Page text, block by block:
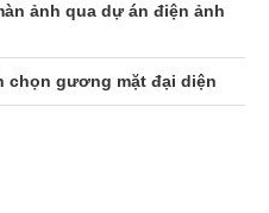
ảnh qua dự án điện ảnh
chọn gương mặt đại diện